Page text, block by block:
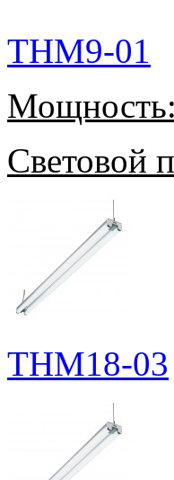
THM9-01
Мощность:
Световой
THM18-03